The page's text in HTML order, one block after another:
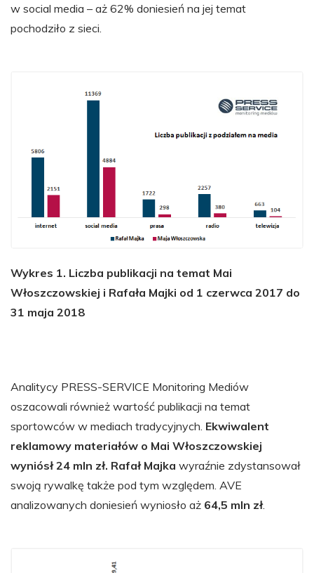
w social media – aż 62% doniesień na jej temat
pochodziło z sieci.
Wykres 1. Liczba publikacji na temat Mai
Włoszczowskiej i Rafała Majki od 1 czerwca 2017 do
31 maja 2018
Analitycy PRESS-SERVICE Monitoring Mediów
oszacowali również wartość publikacji na temat
sportowców w mediach tradycyjnych. Ekwiwalent
reklamowy materiałów o Mai Włoszczowskiej
wyniósł 24 mln zł. Rafał Majka wyraźnie zdystansował
swoją rywalkę także pod tym względem. AVE
analizowanych doniesień wyniosło aż 64,5 mln zł.